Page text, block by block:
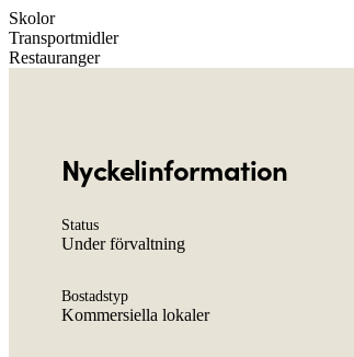
Skolor
Transportmidler
Restauranger
Nyckelinformation
Status
Under förvaltning
Bostadstyp
Kommersiella lokaler